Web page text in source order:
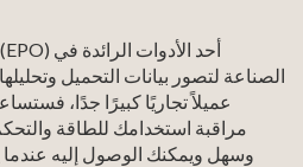
الصناعة لتصور بيانات التحميل
عميلاً تجاريًا كبيرًا جدًا،
مراقبة استخدامك للطاقة
وسهل ويمكنك الوصول إليه